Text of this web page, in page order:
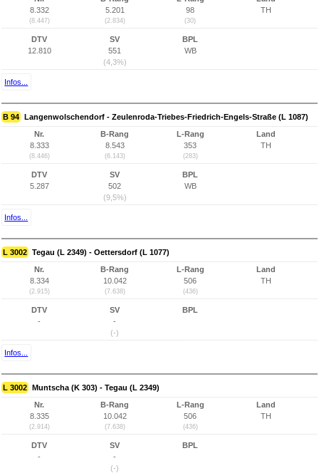
8.332
(8.447)
5.201
(2.834)
98
(30)
TH
DTV
12.810
SV
551
(4,3%)
BPL
WB
Infos...
B 94 Langenwolschendorf - Zeulenroda-Triebes-Friedrich-Engels-Straße (L 1087)
Nr.
8.333
(8.446)
B-Rang
8.543
(6.143)
L-Rang
353
(283)
Land
TH
DTV
5.287
SV
502
(9,5%)
BPL
WB
Infos...
L 3002 Tegau (L 2349) - Oettersdorf (L 1077)
Nr.
8.334
(2.915)
B-Rang
10.042
(7.638)
L-Rang
506
(436)
Land
TH
DTV
-
SV
-
(-)
BPL
Infos...
L 3002 Muntscha (K 303) - Tegau (L 2349)
Nr.
8.335
(2.914)
B-Rang
10.042
(7.638)
L-Rang
506
(436)
Land
TH
DTV
-
SV
-
(-)
BPL